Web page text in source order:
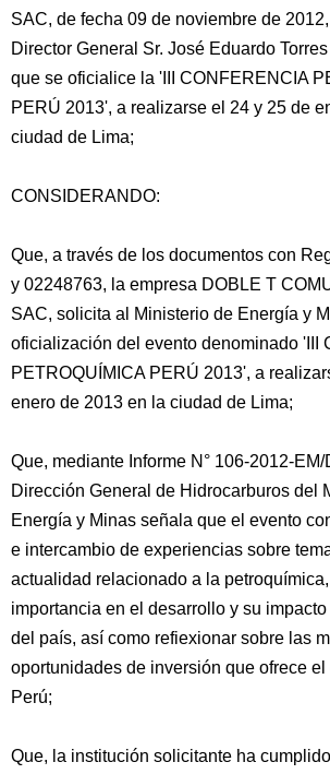
SAC, de fecha 09 de noviembre de
Director General Sr. José Eduardo
que se oficialice la 'III CONFERENCIA
PERÚ 2013', a realizarse el 24 y 25 de
ciudad de Lima;
CONSIDERANDO:
Que, a través de los documentos con
y 02248763, la empresa DOBLE T
SAC, solicita al Ministerio de Energía y
oficialización del evento denominado 'III
PETROQUÍMICA PERÚ 2013', a
enero de 2013 en la ciudad de Lima;
Que, mediante Informe N° 106-2012-
Dirección General de Hidrocarburos del
Energía y Minas señala que el evento
e intercambio de experiencias sobre
actualidad relacionado a la
importancia en el desarrollo y su
del país, así como refiexionar sobre las
oportunidades de inversión que ofrece el
Perú;
Que, la institución solicitante ha